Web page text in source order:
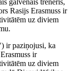
Rasijs Erasmuss ir
uz diviem
ir paziņojusi, ka
ir
uz diviem